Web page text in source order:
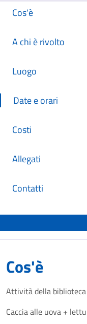
Cos'è
A chi è rivolto
Luogo
Date e orari
Costi
Allegati
Contatti
Cos'è
Attività della biblioteca
Caccia alle uova +